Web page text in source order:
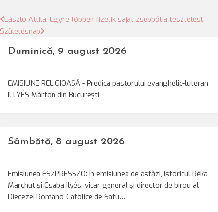
Bejegyzés
navigáció
László Attila: Egyre többen fizetik saját zsebből a tesztelést
Születésnap
Duminică, 9 august 2026
EMISIUNE RELIGIOASĂ - Predica pastorului evanghelic-luteran
ILLYÉS Márton din București
Sâmbătă, 8 august 2026
Emisiunea ÉSZPRESSZÓ: În emisiunea de astăzi, istoricul Réka
Marchut și Csaba Ilyés, vicar general și director de birou al
Diecezei Romano-Catolice de Satu…